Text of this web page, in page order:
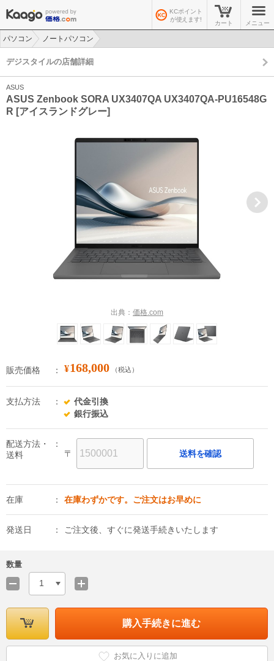
KCポイント
が使えます!
カート メニュー
パソコン
ノートパソコン
デジスタイルの店舗詳細
ASUS
ASUS Zenbook SORA UX3407QA UX3407QA-PU16548G
R [アイスランドグレー]
出典： 価格.com
販売価格 ¥168,000 （税込）
支払方法
代金引換
銀行振込
配送方法・
送料
〒 送料を確認
在庫 在庫わずかです。ご注文はお早めに
発送日 ご注文後、すぐに発送手続きいたします
数量
1
購入手続きに進む
お気に入りに追加